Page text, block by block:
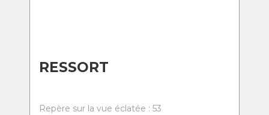
RESSORT
Repère sur la vue éclatée : 53